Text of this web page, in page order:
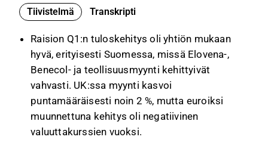
Tiivistelmä Transkripti
Raision Q1:n tuloskehitys oli yhtiön mukaan
hyvä, erityisesti Suomessa, missä Elovena-,
Benecol- ja teollisuusmyynti kehittyivät
vahvasti. UK:ssa myynti kasvoi
puntamääräisesti noin 2 %, mutta euroiksi
muunnettuna kehitys oli negatiivinen
valuuttakurssien vuoksi.